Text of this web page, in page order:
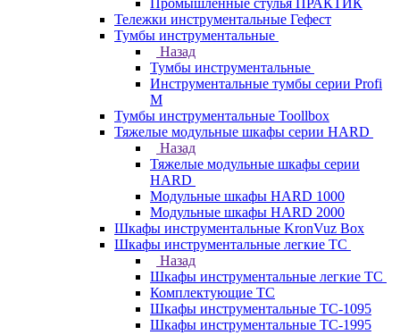
Промышленные стулья ПРАКТИК
Тележки инструментальные Гефест
Тумбы инструментальные
Назад
Тумбы инструментальные
Инструментальные тумбы серии Profi
M
Тумбы инструментальные Toollbox
Тяжелые модульные шкафы серии HARD
Назад
Тяжелые модульные шкафы серии
HARD
Модульные шкафы HARD 1000
Модульные шкафы HARD 2000
Шкафы инструментальные KronVuz Box
Шкафы инструментальные легкие ТС
Назад
Шкафы инструментальные легкие ТС
Комплектующие ТС
Шкафы инструментальные TC-1095
Шкафы инструментальные TC-1995